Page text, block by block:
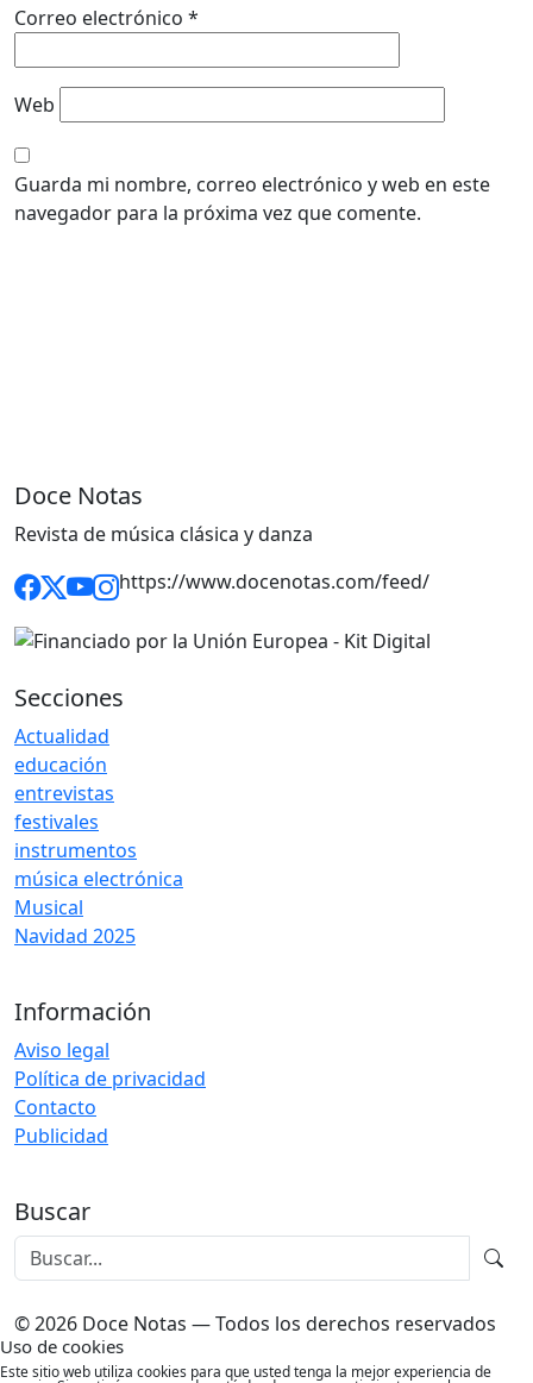
Correo electrónico *
Web
Guarda mi nombre, correo electrónico y web en este
navegador para la próxima vez que comente.
Doce Notas
Revista de música clásica y danza
https://www.docenotas.com/feed/
Secciones
Actualidad
educación
entrevistas
festivales
instrumentos
música electrónica
Musical
Navidad 2025
Información
Aviso legal
Política de privacidad
Contacto
Publicidad
Buscar
© 2026 Doce Notas — Todos los derechos reservados
Uso de cookies
Este sitio web utiliza cookies para que usted tenga la mejor experiencia de